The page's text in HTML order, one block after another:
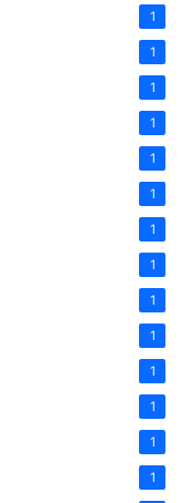
1
1
1
1
1
1
1
1
1
1
1
1
1
1